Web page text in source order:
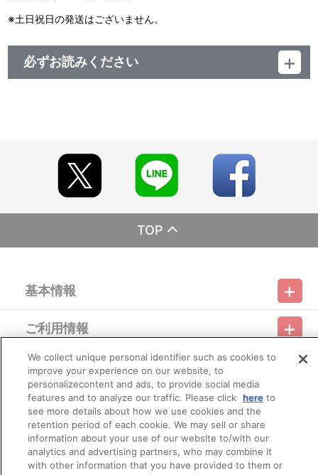
※土日祝日の発送はございません。
必ずお読みください
【商品の取り扱い】
・サンライズストア（https://p-bandai.jp/sunrise-store/）
・A-on STORE（https://a-onstore.jp/）
・他、一般店舗
※イベント会場・催事会場や海外等で販売する場合がありま
※詳細は公式サイト等でご案内致します。
■商品について
※本商品は、2025年7月12日（土）より『魔神英雄伝ワタル＆
魔神創造伝ワタル展』会場等にて販売された商品と同じ仕様となり
ます。
※本商品は、サンライズストア 他、一般店舗にて販売される商
品と同じ仕様となります。
※本商品は準備数に限りがございます。準備数に達した場合、
早期にご注文の受付を終了させていただくことがございます。
※ご要望多数の場合、お届け時期を変更し、再度受注を行うこ
とがございます。
※撮影環境やご利用のモニター環境により、実物と多少異なっ
て見える場合がございます。
※商品画像はイメージです。実際の商品仕様が異なる場合がご
ざいます。あらかじめご了承ください。
※すでにご注文しているかのご確認には、「マイページ」
TOP
基本情報
利用規約 特定商取引法に基づく表示
プライバシーオプション 会社概要
ご利用情報
ご利用ガイド サイトマップ お問い合わせ 推奨環境
Do Not Sell or Share My Personal Information
会員メニュー
ログイン 会員規約 新規会員登録
その他のご案内
バンダイナムコフィルムワークス
We collect unique personal identifier such as cookies to
improve your experience on our website, to
personalizecontent and ads, to provide social media
features and to analyze our traffic. Please click hereto
see more details about how we use cookies and the
retention period of each cookie. We may sell or share
information about your use of our website to/with our
analytics and advertising partners, who may combine it
with other information that you have provided to them or